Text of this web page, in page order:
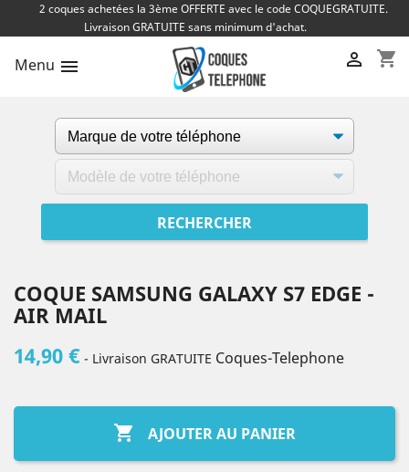
2 coques achetées la 3ème OFFERTE avec le code COQUEGRATUITE.
Livraison GRATUITE sans minimum d'achat.
Menu  shopping_cart

COQUE SAMSUNG GALAXY S7 EDGE -
AIR MAIL
14,90 € - Livraison GRATUITE Coques-Telephone
 AJOUTER AU PANIER